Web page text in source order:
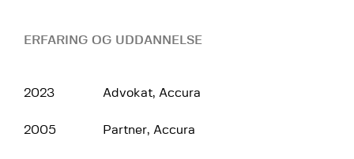
ERFARING OG UDDANNELSE
2023 Advokat, Accura
2005 Partner, Accura